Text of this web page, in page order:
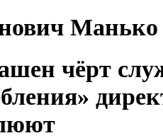
Манько
чёрт